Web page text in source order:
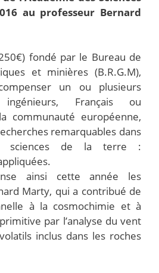
au professeur Bernard
fondé par le Bureau de
et minières (B.R.G.M),
un ou plusieurs
Français ou
communauté européenne,
remarquables dans
sciences de la terre :
ainsi cette année les
Marty, qui a contribué de
à la cosmochimie et à
par l’analyse du vent
inclus dans les roches